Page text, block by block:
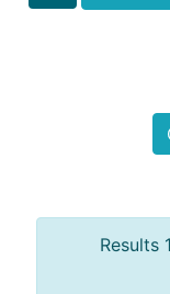
Results